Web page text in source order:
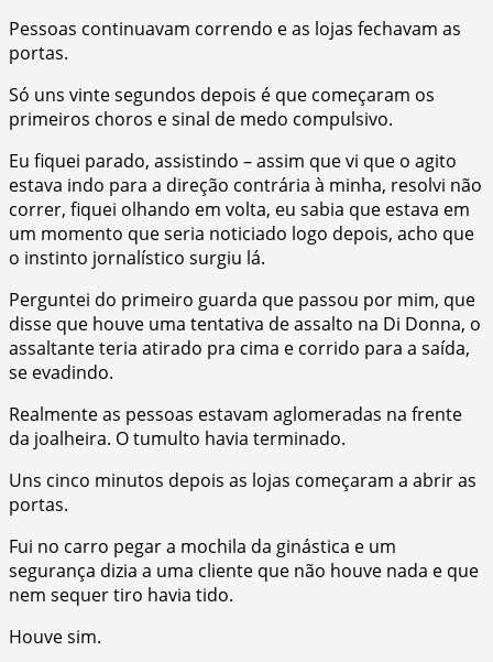
Pessoas continuavam correndo e as lojas fechavam as
portas.
Só uns vinte segundos depois é que começaram os
primeiros choros e sinal de medo compulsivo.
Eu fiquei parado, assistindo – assim que vi que o agito
estava indo para a direção contrária à minha, resolvi não
correr, fiquei olhando em volta, eu sabia que estava em
um momento que seria noticiado logo depois, acho que
o instinto jornalístico surgiu lá.
Perguntei do primeiro guarda que passou por mim, que
disse que houve uma tentativa de assalto na Di Donna, o
assaltante teria atirado pra cima e corrido para a saída,
se evadindo.
Realmente as pessoas estavam aglomeradas na frente
da joalheira. O tumulto havia terminado.
Uns cinco minutos depois as lojas começaram a abrir as
portas.
Fui no carro pegar a mochila da ginástica e um
segurança dizia a uma cliente que não houve nada e que
nem sequer tiro havia tido.
Houve sim.